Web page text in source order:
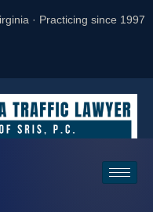
· Practicing since 1997